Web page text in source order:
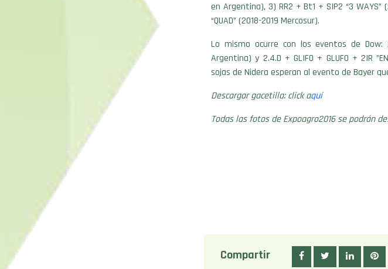
en Argentina), 3) RR2 + Bt1 + SIP2 “3 WAYS”
“QUAD” (2018-2019 Mercosur).
Lo mismo ocurre con los eventos de Dow:
Argentina) y 2.4.D + GLIFO + GLUFO + 2IR
sojas de Nidera esperan al evento de Bayer
Descargar gacetilla: click aquí
Todas las fotos de Expoagro2016 se podrán
Compartir